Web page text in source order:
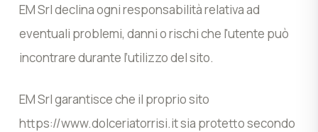
EM Srl declina ogni responsabilità relativa ad
eventuali problemi, danni o rischi che l'utente può
incontrare durante l’utilizzo del sito.
EM Srl garantisce che il proprio sito
https://www.dolceriatorrisi.it sia protetto secondo